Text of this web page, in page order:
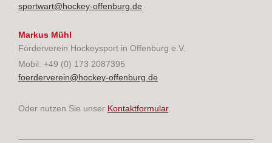
sportwart@hockey-offenburg.de
Markus Mühl
Förderverein Hockeysport in Offenburg e.V.
Mobil: +49 (0) 173 2087395
foerderverein@hockey-offenburg.de
Oder nutzen Sie unser Kontaktformular.